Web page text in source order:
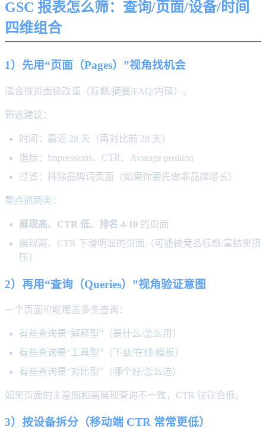
GSC 报表怎么筛：查询/页面/设备/时间
四维组合
1）先用“页面（Pages）”视角找机会
适合做页面级改造（标题/摘要/FAQ/内链）。
筛选建议：
时间：最近 28 天（再对比前 28 天）
指标：Impressions、CTR、Average position
过滤：排除品牌词页面（如果你要先做非品牌增长）
重点抓两类：
展现高、CTR 低、排名 4-10 的页面
展现高、CTR 下滑明显的页面（可能被竞品标题/富结果挤
压）
2）再用“查询（Queries）”视角验证意图
一个页面可能覆盖多条查询：
有些查询是“解释型”（是什么/怎么用）
有些查询是“工具型”（下载/在线/模板）
有些查询是“对比型”（哪个好/怎么选）
如果页面的主意图和高展现查询不一致，CTR 往往会低。
3）按设备拆分（移动端 CTR 常常更低）